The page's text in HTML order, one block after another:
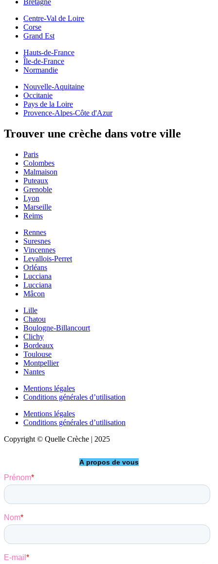
Bretagne
Centre-Val de Loire
Corse
Grand Est
Hauts-de-France
Île-de-France
Normandie
Nouvelle-Aquitaine
Occitanie
Pays de la Loire
Provence-Alpes-Côte d'Azur
Trouver une crèche dans votre ville
Paris
Colombes
Malmaison
Puteaux
Grenoble
Lyon
Marseille
Reims
Rennes
Suresnes
Vincennes
Levallois-Perret
Orléans
Lucciana
Lucciana
Mâcon
Lille
Chatou
Boulogne-Billancourt
Clichy
Bordeaux
Toulouse
Montpellier
Nantes
Mentions légales
Conditions générales d’utilisation
Mentions légales
Conditions générales d’utilisation
Copyright © Quelle Crèche | 2025